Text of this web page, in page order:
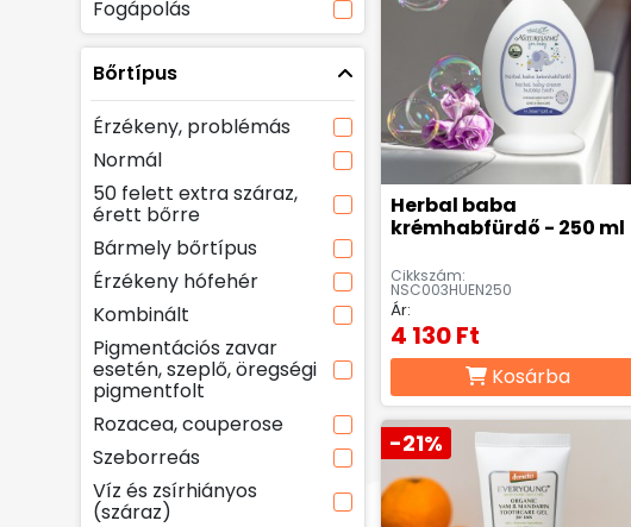
Fogápolás
Bőrtípus
Érzékeny, problémás
Normál
50 felett extra száraz,
érett bőrre
Bármely bőrtípus
Érzékeny hófehér
Kombinált
Pigmentációs zavar
esetén, szeplő, öregségi
pigmentfolt
Rozacea, couperose
Szeborreás
Víz és zsírhiányos
(száraz)
Herbal baba
krémhabfürdő - 250 ml
Cikkszám:
NSC003HUEN250
Ár:
4 130 Ft
Kosárba
-21%